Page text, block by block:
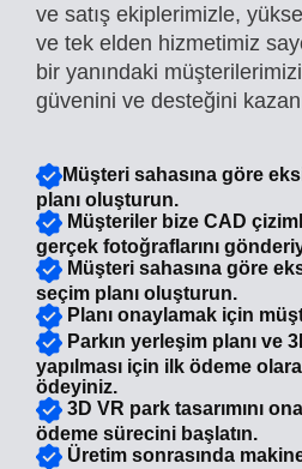
ve satış ekiplerimizle,
ve tek elden hizmetimiz
bir yanındaki
güvenini ve desteğini
Müşteri sahasına göre
planı oluşturun.
Müşteriler bize CAD
gerçek fotoğraflarını
Müşteri sahasına göre
seçim planı oluşturun.
Planı onaylamak için
Parkın yerleşim planı ve
yapılması için ilk ödeme
ödeyiniz.
3D VR park tasarımını
ödeme sürecini başlatın.
Üretim sonrasında